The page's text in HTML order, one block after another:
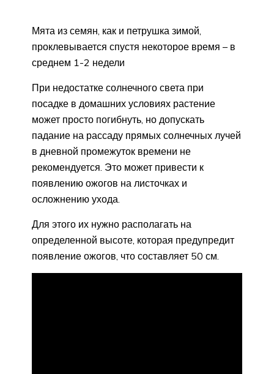
Мята из семян, как и петрушка зимой,
проклевывается спустя некоторое время – в
среднем 1-2 недели
При недостатке солнечного света при
посадке в домашних условиях растение
может просто погибнуть, но допускать
падание на рассаду прямых солнечных лучей
в дневной промежуток времени не
рекомендуется. Это может привести к
появлению ожогов на листочках и
осложнению ухода.
Для этого их нужно располагать на
определенной высоте, которая предупредит
появление ожогов, что составляет 50 см.